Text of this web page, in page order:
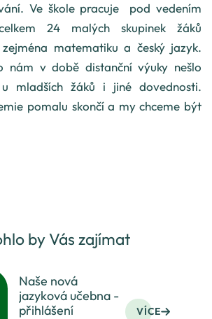
Ve škole pracuje pod vedením
24 malých skupinek žáků
matematiku a český jazyk.
nám v době distanční výuky nešlo
mladších žáků i jiné dovednosti.
pomalu skončí a my chceme být
by Vás zajímat
Naše nová
jazyková učebna -
přihlášení
VÍCE